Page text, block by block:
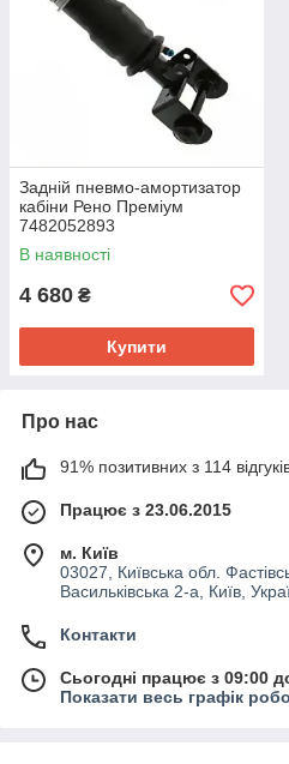
Задній пневмо-амортизатор
кабіни Рено Преміум
7482052893
В наявності
4 680 ₴
Купити
Про нас
91% позитивних з 114
Працює з 23.06.2015
м. Київ
03027, Київська обл.
Васильківська 2-а, Київ,
Контакти
Сьогодні працює з 09:00
Показати весь графік